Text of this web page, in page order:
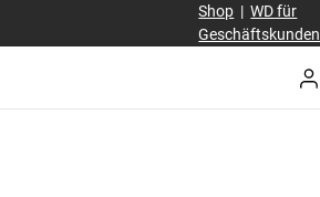
Shop |WD für
Geschäftskunden